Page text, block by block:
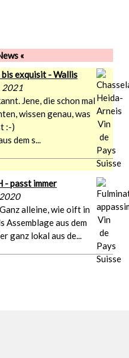
«
exquisit - Wallis
2021
Jene, die schon mal
wissen genau, was
:-)
dem s...
- passt immer
alleine, wie oift in
Assemblage aus dem
ganz lokal aus de...